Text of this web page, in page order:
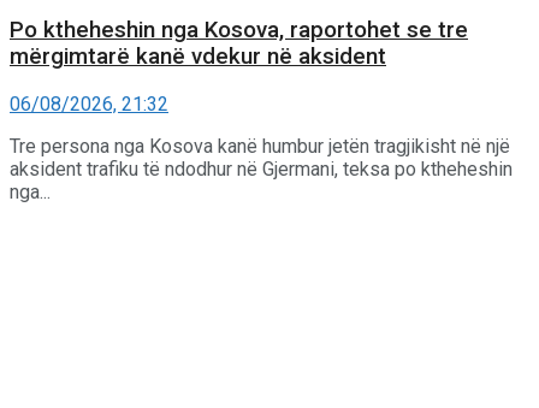
Po ktheheshin nga Kosova, raportohet se tre
mërgimtarë kanë vdekur në aksident
06/08/2026, 21:32
Tre persona nga Kosova kanë humbur jetën tragjikisht në një
aksident trafiku të ndodhur në Gjermani, teksa po ktheheshin
nga...